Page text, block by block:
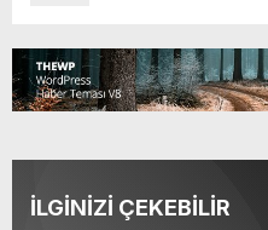
İLGİNİZİ ÇEKEBİLİR